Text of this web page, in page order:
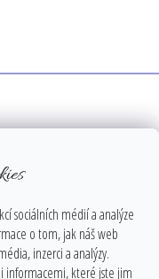
sociálních médií a analýze
o tom, jak náš web
inzerci a analýzy.
informacemi, které jste jim
osobních údajů